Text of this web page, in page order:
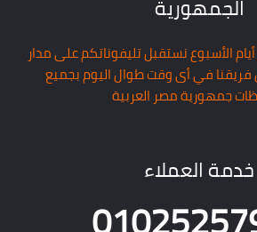
الجمهورية
أيام الأسبوع نستقبل تليفوناتكم على مدار
فريقنا في أى وقت طوال اليوم بجميع
جمهورية مصر العربية
خدمة العملاء